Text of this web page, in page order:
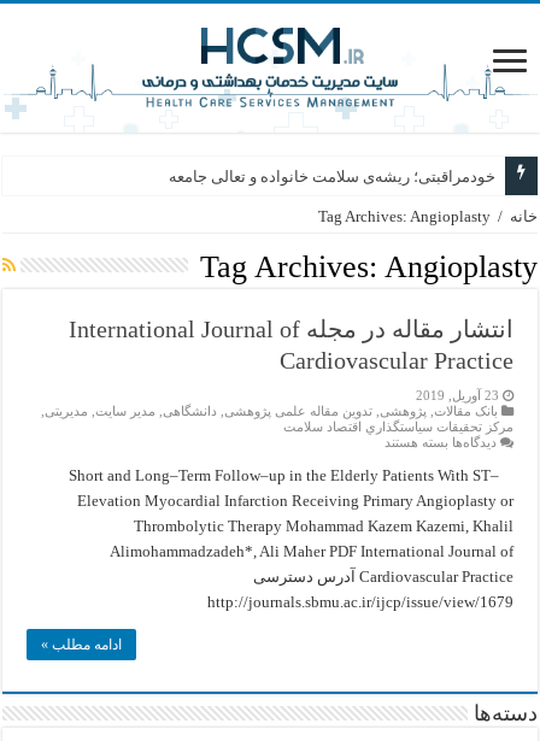
خودمراقبتی؛ ریشه‌ی سلامت خانواده و تعالی جامعه
خانه /
Tag Archives: Angioplasty
Tag Archives: Angioplasty
انتشار مقاله در مجله International Journal of
Cardiovascular Practice
23 آوریل, 2019
بانک مقالات پژوهشی ,تدوین مقاله علمی پژوهشی دانشگاهی مدیر سایت مدیریتی
مركز تحقيقات سياستگذاري اقتصاد سلامت
دیدگاه‌ها برای
مقاله
مجله
International
Journal
of
Practice
بسته هستند
Short and Long–Term Follow–up in the Elderly Patients With ST–
Elevation Myocardial Infarction Receiving Primary Angioplasty or
Thrombolytic Therapy Mohammad Kazem Kazemi, Khalil
Alimohammadzadeh*, Ali Maher PDF International Journal of
Cardiovascular Practice آدرس دسترسی
http://journals.sbmu.ac.ir/ijcp/issue/view/1679
ادامه مطلب »
دسته‌ها